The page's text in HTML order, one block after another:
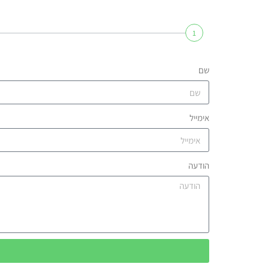
1
שם
אימייל
הודעה